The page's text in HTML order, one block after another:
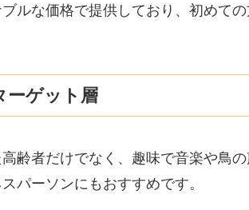
ルな価格で提供しており、初めて
ーゲット層
齢者だけでなく、趣味で音楽や鳥の
パーソンにもおすすめです。